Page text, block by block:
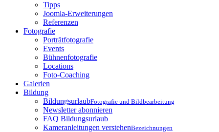
Tipps
Joomla-Erweiterungen
Referenzen
Fotografie
Porträtfotografie
Events
Bühnenfotografie
Locations
Foto-Coaching
Galerien
Bildung
BildungsurlaubFotografie und Bildbearbeitung
Newsletter abonnieren
FAQ Bildungsurlaub
Kameranleitungen verstehenBezeichnungen